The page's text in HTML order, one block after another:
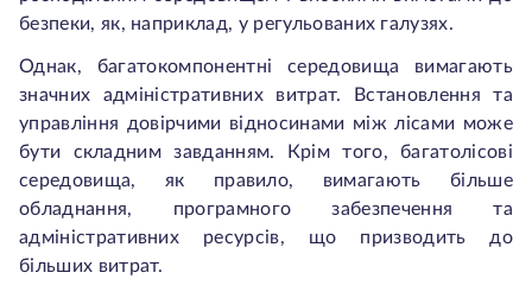
безпеки, як, наприклад, у регульованих галузях.
Однак, багатокомпонентні середовища вимагають
значних адміністративних витрат. Встановлення та
управління довірчими відносинами між лісами може
бути складним завданням. Крім того, багатолісові
середовища, як правило, вимагають більше
обладнання, програмного забезпечення та
адміністративних ресурсів, що призводить до
більших витрат.